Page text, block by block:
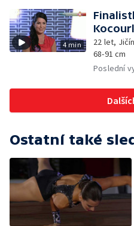
4 min
22 let,
68-91 cm
Poslední
Ostatní také